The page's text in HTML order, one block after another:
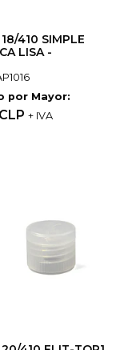
410 SIMPLE
LISA -
por Mayor:
+ IVA